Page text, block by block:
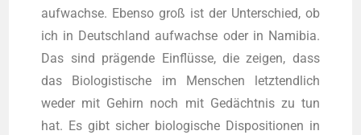
auf­wach­se. Eben­so groß ist der Unter­schied, ob
ich in Deutsch­land auf­wach­se oder in Nami­bia.
Das sind prä­gen­de Ein­flüs­se, die zei­gen, dass
das Bio­lo­gis­ti­sche im Men­schen letzt­end­lich
weder mit Gehirn noch mit Gedächt­nis zu tun
hat. Es gibt sicher bio­lo­gi­sche Dis­po­si­tio­nen in